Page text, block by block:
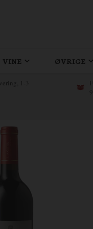
VINE ØVRIGE
1-3